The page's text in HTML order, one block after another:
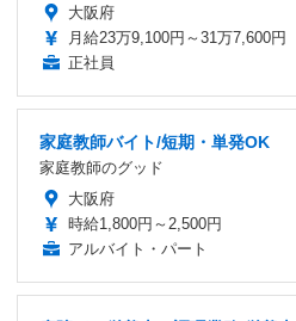
大阪府
月給23万9,100円～31万7,600円
正社員
家庭教師バイト/短期・単発OK
家庭教師のグッド
大阪府
時給1,800円～2,500円
アルバイト・パート